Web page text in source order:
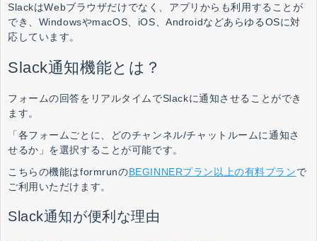
SlackはWebブラウザだけでなく、アプリからも利用することが
でき、WindowsやmacOS、iOS、AndroidなどあらゆるOSに対
応しています。
Slack通知機能とは？
フォームの回答をリアルタイムでSlackに通知させることができ
ます。
「各フォームごとに、どのチャンネル/チャットルームに通知さ
せるか」を選択することが可能です。
こちらの機能はformrunのBEGINNERプラン以上の有料プランで
ご利用いただけます。
Slack通知が便利な理由